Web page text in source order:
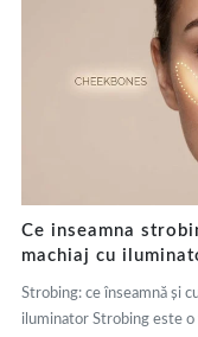
Ce inseamna
machiaj cu
Strobing: ce înseamnă și
iluminator Strobing este o